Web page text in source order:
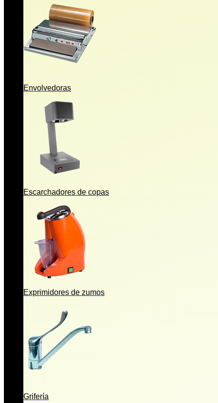
Envolvedoras
Escarchadores de copas
Exprimidores de zumos
Grifería